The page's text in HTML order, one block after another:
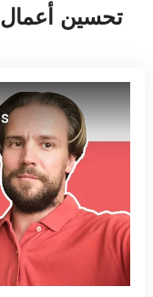
تحسين